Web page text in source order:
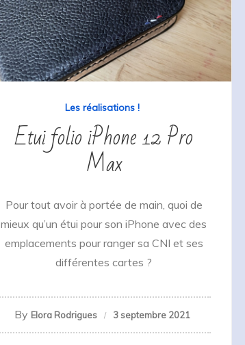
Les réalisations !
Etui folio iPhone 12 Pro
Max
Pour tout avoir à portée de main, quoi de
mieux qu’un étui pour son iPhone avec des
emplacements pour ranger sa CNI et ses
différentes cartes ?
By Elora Rodrigues 3 septembre 2021